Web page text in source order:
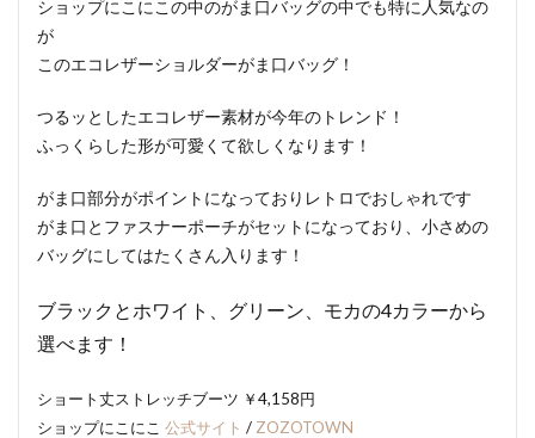
ショップにこにこの中のがま口バッグの中でも特に人気なの
が
このエコレザーショルダーがま口バッグ！
つるッとしたエコレザー素材が今年のトレンド！
ふっくらした形が可愛くて欲しくなります！
がま口部分がポイントになっておりレトロでおしゃれです
がま口とファスナーポーチがセットになっており、小さめの
バッグにしてはたくさん入ります！
ブラックとホワイト、グリーン、モカの4カラーから
選べます！
ショート丈ストレッチブーツ ￥4,158円
ショップにこにこ 公式サイト / ZOZOTOWN